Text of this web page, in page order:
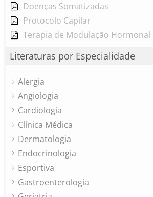
Doenças Somatizadas
Protocolo Capilar
Terapia de Modulação Hormonal
Literaturas por Especialidade
Alergia
Angiologia
Cardiologia
Clínica Médica
Dermatologia
Endocrinologia
Esportiva
Gastroenterologia